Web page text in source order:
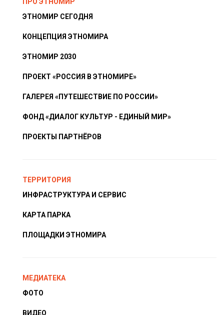
ЭТНОМИР СЕГОДНЯ
КОНЦЕПЦИЯ ЭТНОМИРА
ЭТНОМИР 2030
ПРОЕКТ «РОССИЯ В ЭТНОМИРЕ»
ГАЛЕРЕЯ «ПУТЕШЕСТВИЕ ПО РОССИИ»
ФОНД «ДИАЛОГ КУЛЬТУР - ЕДИНЫЙ МИР»
ПРОЕКТЫ ПАРТНЁРОВ
ТЕРРИТОРИЯ
ИНФРАСТРУКТУРА И СЕРВИС
КАРТА ПАРКА
ПЛОЩАДКИ ЭТНОМИРА
МЕДИАТЕКА
ФОТО
ВИДЕО